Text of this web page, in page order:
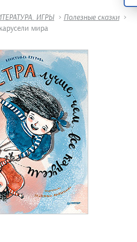
ИГРЫ > Полезные сказки >
мира